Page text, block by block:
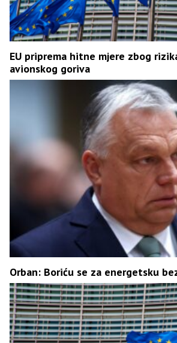
EU priprema hitne mjere zbog
avionskog goriva
Orban: Boriću se za energetsku